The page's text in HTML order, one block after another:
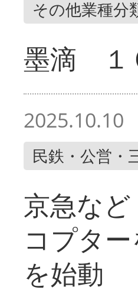
その他業種分
墨滴 １
2025.10.10
民鉄・公営・
京急な
コプタ
を始動